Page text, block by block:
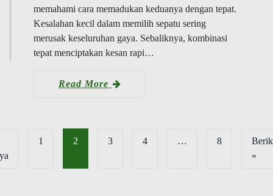
memahami cara memadukan keduanya dengan tepat.
Kesalahan kecil dalam memilih sepatu sering
merusak keseluruhan gaya. Sebaliknya, kombinasi
tepat menciptakan kesan rapi…
Read More
1 2 3 4 … 8
»